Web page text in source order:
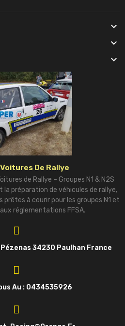



De Rallye
de Rallye – Groupes N1 & N2S
la préparation de véhicules de rallye,
prêtes à courir pour les groupes N1 et
réglementations FFSA.
34230 Paulhan France
Au : 0434535926